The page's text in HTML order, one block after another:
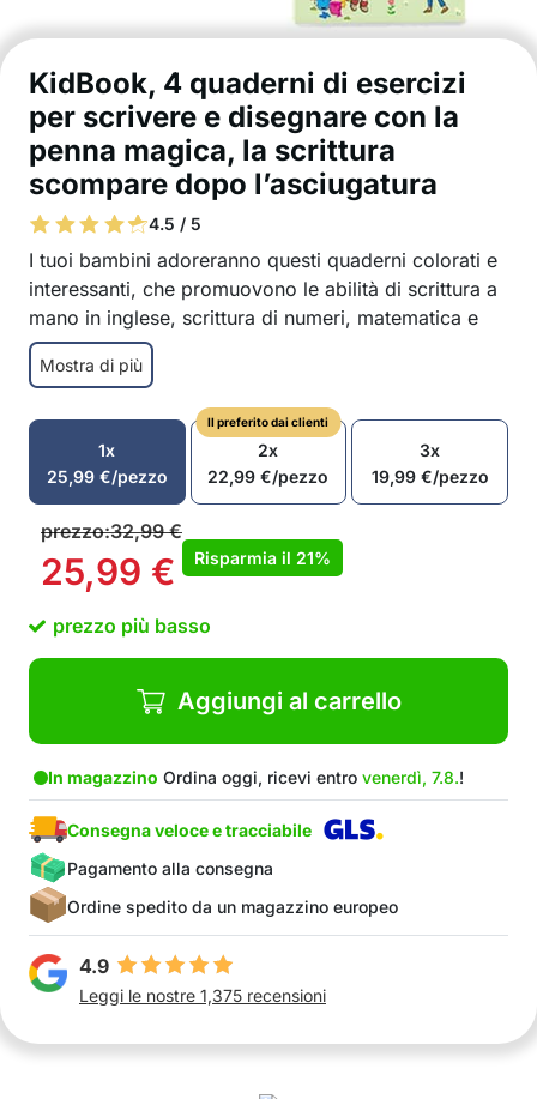
KidBook, 4 quaderni di esercizi
per scrivere e disegnare con la
penna magica, la scrittura
scompare dopo l’asciugatura
4.5 / 5
I tuoi bambini adoreranno questi quaderni colorati e
interessanti, che promuovono le abilità di scrittura a
mano in inglese, scrittura di numeri, matematica e
disegno. La cosa migliore è che questi quaderni
sono riutilizzabili, quindi i tuoi figli possono usarli
Ottimo per migliorare le capacità motorie dei
bambini
4 diversi libri / temi: numero, disegno,
matematica, alfabeto inglese
La scrittura scompare automaticamente una
volta asciutta
Può essere utilizzato più di una volta
Ottimo regalo didattico per i bambini dai 3 anni
Il pacchetto include: Il pacchetto include: 4x
quaderni + 1x set di penne magiche Adatto a
bambini dai 3 anni in su.
Mostra di più
1x
25,99 €/pezzo
Il preferito dai clienti
2x
22,99€/pezzo
3x
19,99 €/pezzo
prezzo:32,99€
25,99 € Risparmia il 21%
prezzo più basso
Aggiungi al carrello
In magazzino Ordina oggi, ricevi entro venerdì, 7.8.!
Consegna veloce e tracciabile
Pagamento alla consegna
Ordine spedito da un magazzino europeo
4.9
Leggi le nostre 1,375 recensioni